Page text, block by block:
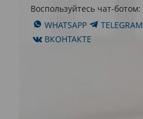
Воспользуйтесь чат-ботом:
WHATSAPP
TELEGRAM
ВКОНТАКТЕ